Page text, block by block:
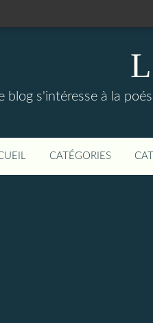
blog s'intéresse à la
CATÉGORIES